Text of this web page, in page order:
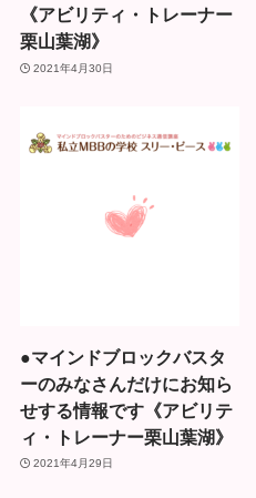
《アビリティ・トレーナー
栗山葉湖》
2021年4月30日
●マインドブロックバスタ
ーのみなさんだけにお知ら
せする情報です《アビリテ
ィ・トレーナー栗山葉湖》
2021年4月29日